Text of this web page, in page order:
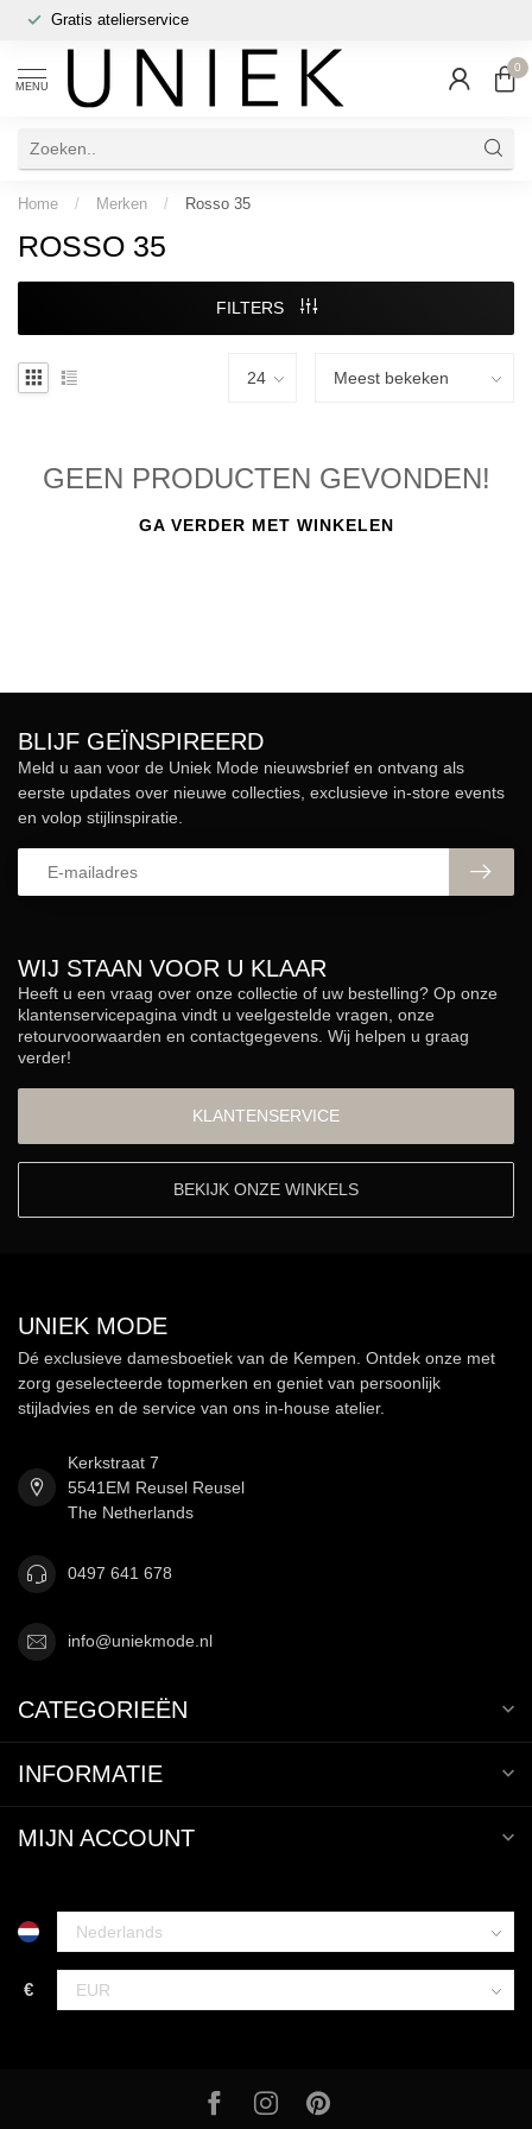
Gratis atelierservice
MENU
0
Home / Merken / Rosso 35
ROSSO 35
FILTERS
GEEN PRODUCTEN GEVONDEN!
GA VERDER MET WINKELEN
WIJ STAAN VOOR U KLAAR
Heeft u een vraag over onze collectie of uw bestelling? Op onze
klantenservicepagina vindt u veelgestelde vragen, onze
retourvoorwaarden en contactgegevens. Wij helpen u graag
verder!
KLANTENSERVICE
BEKIJK ONZE WINKELS
BLIJF GEÏNSPIREERD
Meld u aan voor de Uniek Mode nieuwsbrief en ontvang als
eerste updates over nieuwe collecties, exclusieve in-store events
en volop stijlinspiratie.
UNIEK MODE
Dé exclusieve damesboetiek van de Kempen. Ontdek onze met
zorg geselecteerde topmerken en geniet van persoonlijk
stijladvies en de service van ons in-house atelier.
Kerkstraat 7
5541EM Reusel Reusel
The Netherlands
0497 641 678
info@uniekmode.nl
CATEGORIEËN
INFORMATIE
MIJN ACCOUNT
€